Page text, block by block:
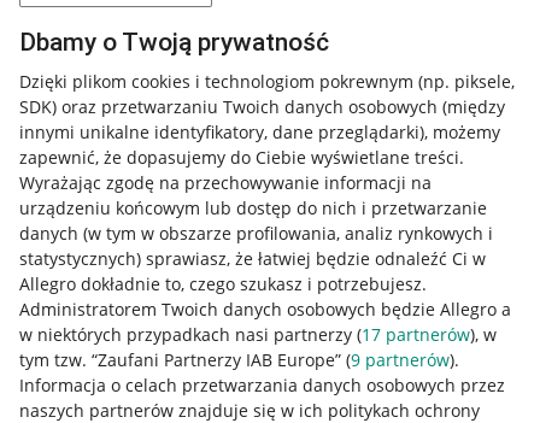
Dbamy o Twoją prywatność
Dzięki plikom cookies i technologiom pokrewnym (np. piksele,
SDK) oraz przetwarzaniu Twoich danych osobowych (między
innymi unikalne identyfikatory, dane przeglądarki), możemy
zapewnić, że dopasujemy do Ciebie wyświetlane treści.
Wyrażając zgodę na przechowywanie informacji na
urządzeniu końcowym lub dostęp do nich i przetwarzanie
danych (w tym w obszarze profilowania, analiz rynkowych i
statystycznych) sprawiasz, że łatwiej będzie odnaleźć Ci w
Allegro dokładnie to, czego szukasz i potrzebujesz.
Administratorem Twoich danych osobowych będzie Allegro a
w niektórych przypadkach nasi partnerzy (17 partnerów), w
tym tzw. “Zaufani Partnerzy IAB Europe” (9 partnerów).
Informacja o celach przetwarzania danych osobowych przez
naszych partnerów znajduje się w ich politykach ochrony
Przydatne informacje